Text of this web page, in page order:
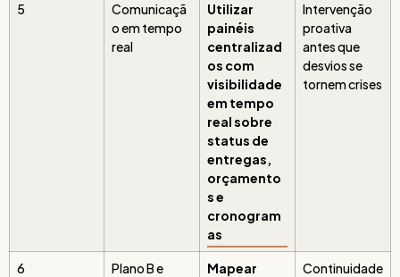
5
Comunicaçã
o em tempo
real
Utilizar
painéis
centralizad
os com
visibilidade
em tempo
real sobre
status de
entregas,
orçamento
s e
cronogram
as
Intervenção
proativa
antes que
desvios se
tornem crises
6
Plano B e
Mapear
Continuidade